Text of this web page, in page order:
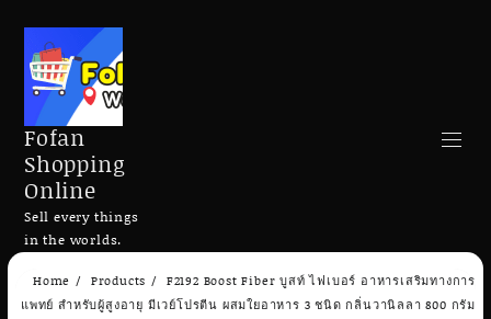
Skip
content
Fofan
Shopping
Online
Sell every things
in the worlds.
Search
Home Products
F2192 Boost Fiber บูสท์ ไฟเบอร์ อาหารเสริมทางการ
แพทย์ สำหรับผู้สูงอายุ มีเวย์โปรตีน ผสมใยอาหาร 3 ชนิด กลิ่นวานิลลา 800 กรัม